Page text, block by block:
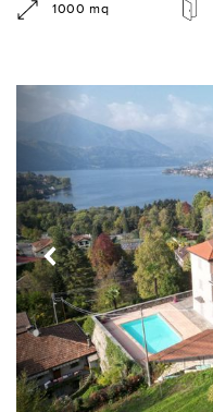
1000 mq